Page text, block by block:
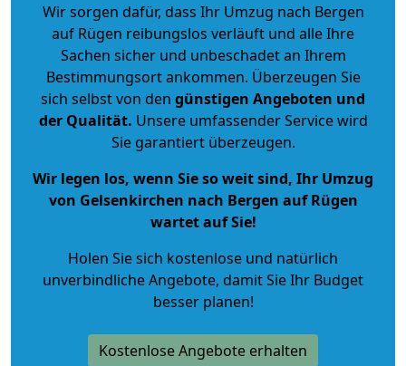
Wir sorgen dafür, dass Ihr Umzug nach Bergen
auf Rügen reibungslos verläuft und alle Ihre
Sachen sicher und unbeschadet an Ihrem
Bestimmungsort ankommen. Überzeugen Sie
sich selbst von den günstigen Angeboten und
der Qualität. Unsere umfassender Service wird
Sie garantiert überzeugen.
Wir legen los, wenn Sie so weit sind, Ihr Umzug
von Gelsenkirchen nach Bergen auf Rügen
wartet auf Sie!
Holen Sie sich kostenlose und natürlich
unverbindliche Angebote, damit Sie Ihr Budget
besser planen!
Kostenlose Angebote erhalten